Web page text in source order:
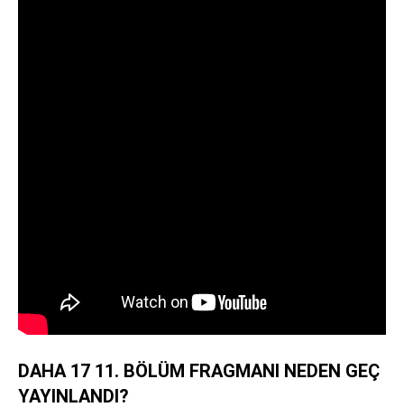
DAHA 17 11. BÖLÜM FRAGMANI NEDEN GEÇ
YAYINLANDI?